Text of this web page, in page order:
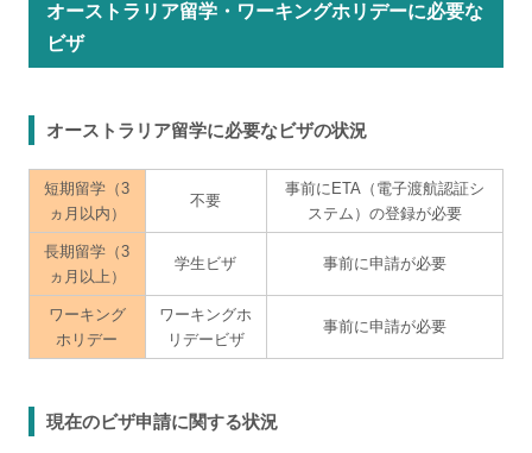
オーストラリア留学・ワーキングホリデーに必要な
ビザ
オーストラリア留学に必要なビザの状況
短期留学（3
ヵ月以内）
不要
事前にETA（電子渡航認証シ
ステム）の登録が必要
長期留学（3
ヵ月以上）
学生ビザ 事前に申請が必要
ワーキング
ホリデー
ワーキングホ
リデービザ
事前に申請が必要
現在のビザ申請に関する状況